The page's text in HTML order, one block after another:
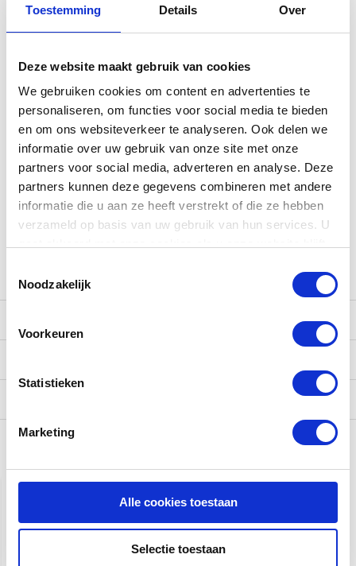
Toestemming Details Over
Deze website maakt gebruik van cookies
We gebruiken cookies om content en advertenties te
personaliseren, om functies voor social media te bieden
en om ons websiteverkeer te analyseren. Ook delen we
informatie over uw gebruik van onze site met onze
partners voor social media, adverteren en analyse. Deze
partners kunnen deze gegevens combineren met andere
informatie die u aan ze heeft verstrekt of die ze hebben
verzameld op basis van uw gebruik van hun services. U
Noodzakelijk
Voorkeuren
Statistieken
Marketing
Alle cookies toestaan
Selectie toestaan
3 jaar garantie
50% korting op eersteservicebeurt(binnen 6 maanden)
Inruilmogelijkheid
Kom langs in onze showroom!
Heb je vragen of wil je het instrument zelf uitproberen? Kom
dan langs in onzewinkel, waar onze gitaarexperts je graag
verder helpen. Geniet van een persoonlijk adviesgesprek
onder het genot van een kopje koffie, thee of fris. Natuurlijk
kun je ons ook bereiken via e-mail